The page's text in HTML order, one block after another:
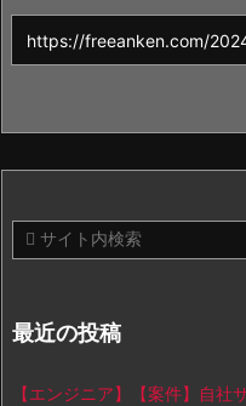
最近の投稿
【エンジニア】【案件】自社